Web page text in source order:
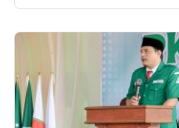
program […]